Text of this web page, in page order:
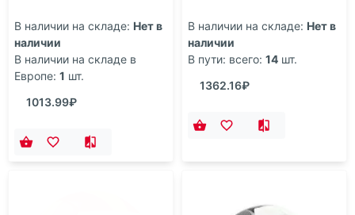
В наличии на складе: Нет в
наличии
В наличии на складе в
Европе: 1 шт.
1013.99₽
В наличии на складе: Нет в
наличии
В пути: всего: 14 шт.
1362.16₽